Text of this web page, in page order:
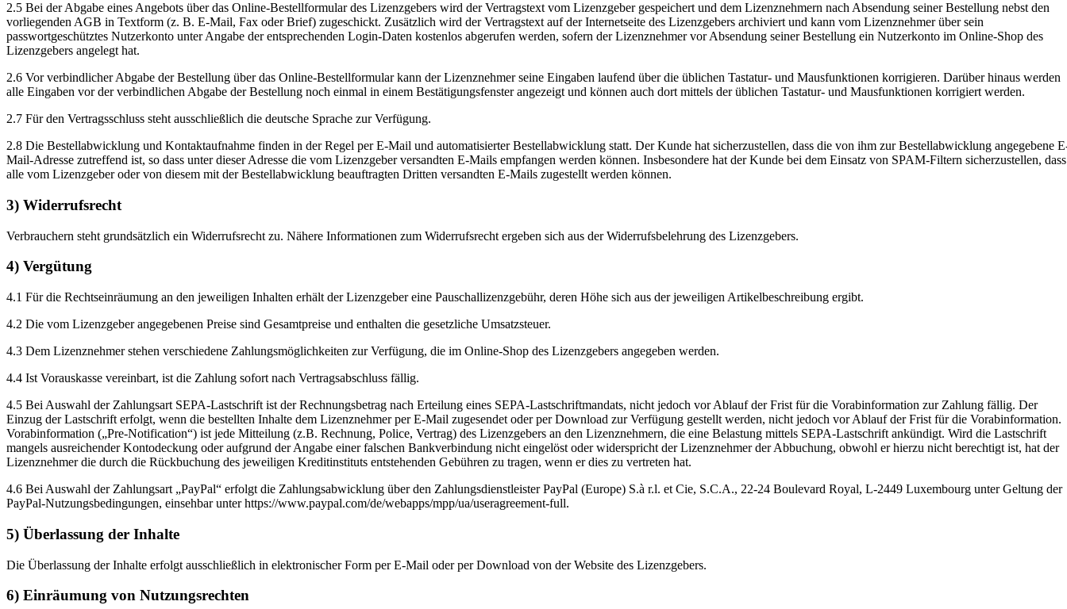
2.5 Bei der Abgabe eines Angebots über das Online-Bestellformular des Lizenzgebers wird der Vertragstext vom Lizenzgeber gespeichert und dem Lizenznehmern nach Absendung seiner Bestellung nebst den
vorliegenden AGB in Textform (z. B. E-Mail, Fax oder Brief) zugeschickt. Zusätzlich wird der Vertragstext auf der Internetseite des Lizenzgebers archiviert und kann vom Lizenznehmer über sein
passwortgeschütztes Nutzerkonto unter Angabe der entsprechenden Login-Daten kostenlos abgerufen werden, sofern der Lizenznehmer vor Absendung seiner Bestellung ein Nutzerkonto im Online-Shop des
Lizenzgebers angelegt hat.
2.6 Vor verbindlicher Abgabe der Bestellung über das Online-Bestellformular kann der Lizenznehmer seine Eingaben laufend über die üblichen Tastatur- und Mausfunktionen korrigieren. Darüber hinaus werden
alle Eingaben vor der verbindlichen Abgabe der Bestellung noch einmal in einem Bestätigungsfenster angezeigt und können auch dort mittels der üblichen Tastatur- und Mausfunktionen korrigiert werden.
2.7 Für den Vertragsschluss steht ausschließlich die deutsche Sprache zur Verfügung.
2.8 Die Bestellabwicklung und Kontaktaufnahme finden in der Regel per E-Mail und automatisierter Bestellabwicklung statt. Der Kunde hat sicherzustellen, dass die von ihm zur Bestellabwicklung angegebene
Mail-Adresse zutreffend ist, so dass unter dieser Adresse die vom Lizenzgeber versandten E-Mails empfangen werden können. Insbesondere hat der Kunde bei dem Einsatz von SPAM-Filtern sicherzustellen, dass
alle vom Lizenzgeber oder von diesem mit der Bestellabwicklung beauftragten Dritten versandten E-Mails zugestellt werden können.
3) Widerrufsrecht
Verbrauchern steht grundsätzlich ein Widerrufsrecht zu. Nähere Informationen zum Widerrufsrecht ergeben sich aus der Widerrufsbelehrung des Lizenzgebers.
4) Vergütung
4.1 Für die Rechtseinräumung an den jeweiligen Inhalten erhält der Lizenzgeber eine Pauschallizenzgebühr, deren Höhe sich aus der jeweiligen Artikelbeschreibung ergibt.
4.2 Die vom Lizenzgeber angegebenen Preise sind Gesamtpreise und enthalten die gesetzliche Umsatzsteuer.
4.3 Dem Lizenznehmer stehen verschiedene Zahlungsmöglichkeiten zur Verfügung, die im Online-Shop des Lizenzgebers angegeben werden.
4.4 Ist Vorauskasse vereinbart, ist die Zahlung sofort nach Vertragsabschluss fällig.
4.5 Bei Auswahl der Zahlungsart SEPA-Lastschrift ist der Rechnungsbetrag nach Erteilung eines SEPA-Lastschriftmandats, nicht jedoch vor Ablauf der Frist für die Vorabinformation zur Zahlung fällig. Der
Einzug der Lastschrift erfolgt, wenn die bestellten Inhalte dem Lizenznehmer per E-Mail zugesendet oder per Download zur Verfügung gestellt werden, nicht jedoch vor Ablauf der Frist für die Vorabinformation.
Vorabinformation („Pre-Notification“) ist jede Mitteilung (z.B. Rechnung, Police, Vertrag) des Lizenzgebers an den Lizenznehmern, die eine Belastung mittels SEPA-Lastschrift ankündigt. Wird die Lastschrift
mangels ausreichender Kontodeckung oder aufgrund der Angabe einer falschen Bankverbindung nicht eingelöst oder widerspricht der Lizenznehmer der Abbuchung, obwohl er hierzu nicht berechtigt ist, hat der
Lizenznehmer die durch die Rückbuchung des jeweiligen Kreditinstituts entstehenden Gebühren zu tragen, wenn er dies zu vertreten hat.
4.6 Bei Auswahl der Zahlungsart „PayPal“ erfolgt die Zahlungsabwicklung über den Zahlungsdienstleister PayPal (Europe) S.à r.l. et Cie, S.C.A., 22-24 Boulevard Royal, L-2449 Luxembourg unter Geltung der
PayPal-Nutzungsbedingungen, einsehbar unter https://www.paypal.com/de/webapps/mpp/ua/useragreement-full.
5) Überlassung der Inhalte
Die Überlassung der Inhalte erfolgt ausschließlich in elektronischer Form per E-Mail oder per Download von der Website des Lizenzgebers.
6) Einräumung von Nutzungsrechten